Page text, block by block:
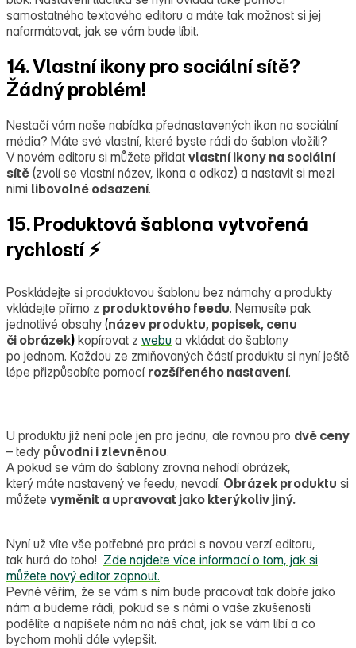
samostatného textového editoru a máte tak možnost si jej
naformátovat, jak se vám bude líbit.
14. Vlastní ikony pro sociální sítě?
Žádný problém!
Nestačí vám naše nabídka přednastavených ikon na sociální
média? Máte své vlastní, které byste rádi do šablon vložili?
V novém editoru si můžete přidat vlastní ikony na sociální
sítě (zvolí se vlastní název, ikona a odkaz) a nastavit si mezi
nimi libovolné odsazení.
15. Produktová šablona vytvořená
rychlostí ⚡
Poskládejte si produktovou šablonu bez námahy a produkty
vkládejte přímo z produktového feedu. Nemusíte pak
jednotlivé obsahy (název produktu, popisek, cenu
či obrázek) kopírovat z webu a vkládat do šablony
po jednom. Každou ze zmiňovaných částí produktu si nyní ještě
lépe přizpůsobíte pomocí rozšířeného nastavení.
U produktu již není pole jen pro jednu, ale rovnou pro dvě ceny
– tedy původní i zlevněnou.
A pokud se vám do šablony zrovna nehodí obrázek,
který máte nastavený ve feedu, nevadí. Obrázek produktu si
můžete vyměnit a upravovat jako kterýkoliv jiný.
Nyní už víte vše potřebné pro práci s novou verzí editoru,
tak hurá do toho! Zde najdete více informací o tom, jak si
můžete nový editor zapnout.
Pevně věřím, že se vám s ním bude pracovat tak dobře jako
nám a budeme rádi, pokud se s námi o vaše zkušenosti
podělíte a napíšete nám na náš chat, jak se vám líbí a co
bychom mohli dále vylepšit.